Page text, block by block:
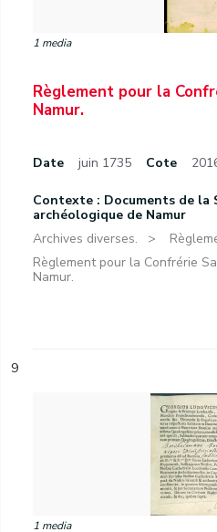
1 media
Règlement pour la
Namur.
Date juin 1735 Cote
Contexte : Documents de la
archéologique de Namur
Archives diverses.
Règlement pour la Confrérie
Namur.
9
1 media